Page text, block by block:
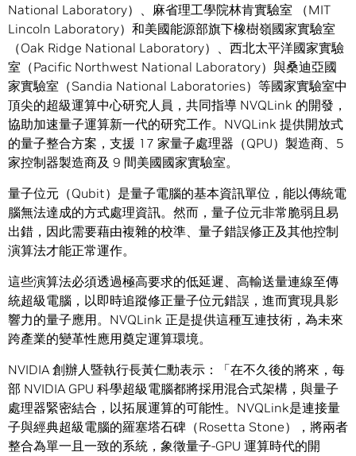
National Laboratory）、麻省理工學院林肯實驗室 （MIT
Lincoln Laboratory）和美國能源部旗下橡樹嶺國家實驗室
（Oak Ridge National Laboratory）、西北太平洋國家實驗
室（Pacific Northwest National Laboratory）與桑迪亞國
家實驗室（Sandia National Laboratories）等國家實驗室中
頂尖的超級運算中心研究人員，共同指導 NVQLink 的開發，
協助加速量子運算新一代的研究工作。NVQLink 提供開放式
的量子整合方案，支援 17 家量子處理器（QPU）製造商、5
家控制器製造商及 9 間美國國家實驗室。
量子位元（Qubit）是量子電腦的基本資訊單位，能以傳統電
腦無法達成的方式處理資訊。然而，量子位元非常脆弱且易
出錯，因此需要藉由複雜的校準、量子錯誤修正及其他控制
演算法才能正常運作。
這些演算法必須透過極高要求的低延遲、高輸送量連線至傳
統超級電腦，以即時追蹤修正量子位元錯誤，進而實現具影
響力的量子應用。NVQLink 正是提供這種互連技術，為未來
跨產業的變革性應用奠定運算環境。
NVIDIA 創辦人暨執行長黃仁勳表示：「在不久後的將來，每
部 NVIDIA GPU 科學超級電腦都將採用混合式架構，與量子
處理器緊密結合，以拓展運算的可能性。NVQLink是連接量
子與經典超級電腦的羅塞塔石碑（Rosetta Stone），將兩者
整合為單一且一致的系統，象徵量子-GPU 運算時代的開